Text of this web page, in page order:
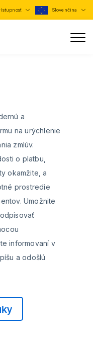
Slovenčina
a
na urýchlenie
zmlúv.
o platbu,
okamžite, a
prostredie
Umožnite
informovaní v
a odošlú